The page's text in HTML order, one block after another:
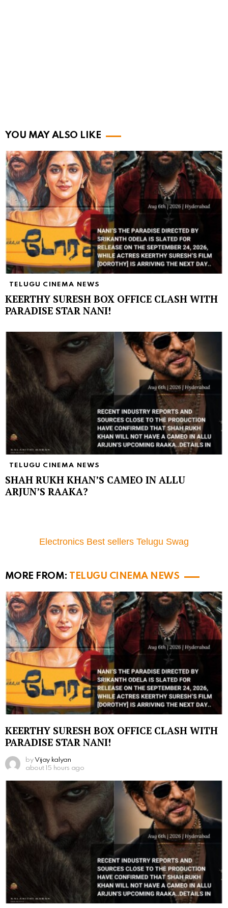
YOU MAY ALSO LIKE
TELUGU CINEMA NEWS
KEERTHY SURESH BOX OFFICE CLASH WITH
PARADISE STAR NANI!
TELUGU CINEMA NEWS
SHAH RUKH KHAN’S CAMEO IN ALLU
ARJUN’S RAAKA?
Electronics Best sellers Telugu Swag
MORE FROM: TELUGU CINEMA NEWS
KEERTHY SURESH BOX OFFICE CLASH WITH
PARADISE STAR NANI!
by Vijay kalyan
about 15 hours ago